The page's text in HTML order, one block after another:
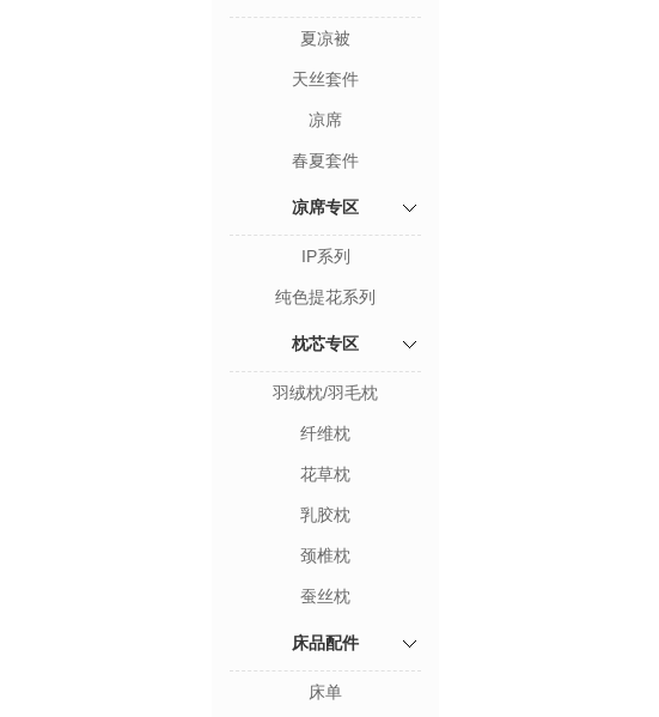
夏凉被
天丝套件
凉席
春夏套件
凉席专区
IP系列
纯色提花系列
枕芯专区
羽绒枕/羽毛枕
纤维枕
花草枕
乳胶枕
颈椎枕
蚕丝枕
床品配件
床单